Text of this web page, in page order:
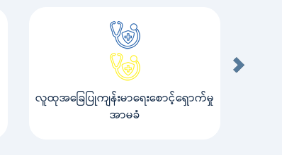
လူထုအခြေပြုကျန်းမာရေးစောင့်ရှောက်မှု
အာမခံ